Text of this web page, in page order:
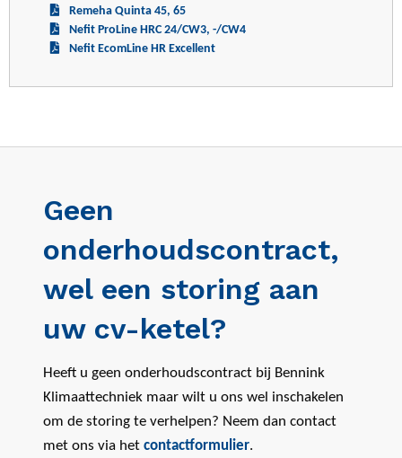
Remeha Quinta 45, 65
Nefit ProLine HRC 24/CW3, -/CW4
Nefit EcomLine HR Excellent
Geen
onderhoudscontract,
wel een storing aan
uw cv-ketel?
Heeft u geen onderhoudscontract bij Bennink
Klimaattechniek maar wilt u ons wel inschakelen
om de storing te verhelpen? Neem dan contact
met ons via het contactformulier.